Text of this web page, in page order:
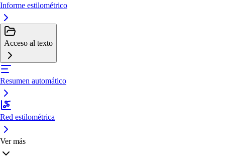
Informe estilométrico
Acceso al texto
Resumen automático
Red estilométrica
Ver más